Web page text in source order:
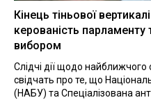
Кінець тіньової
керованість
вибором
Слідчі дії щодо
свідчать про те, що
(НАБУ) та Спеціалізована